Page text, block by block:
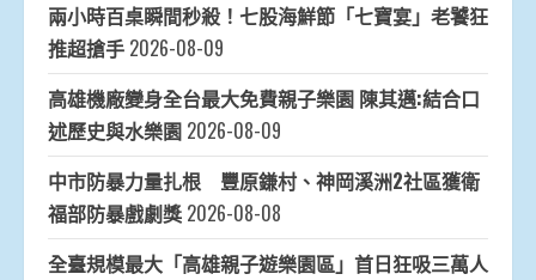
兩小時百桌瞬間秒殺！七股海鮮節「七寶宴」老饕狂
推超搶手 2026-08-09
高雄機廠變身全台最大免費親子樂園 陳其邁:結合口
述歷史與水樂園 2026-08-09
中市防暴力量扎根 豐原鎌村、神岡溪洲2社區獲衛
福部防暴戲劇獎 2026-08-08
全臺規模最大「高雄親子遊樂園區」首日狂吸三萬人